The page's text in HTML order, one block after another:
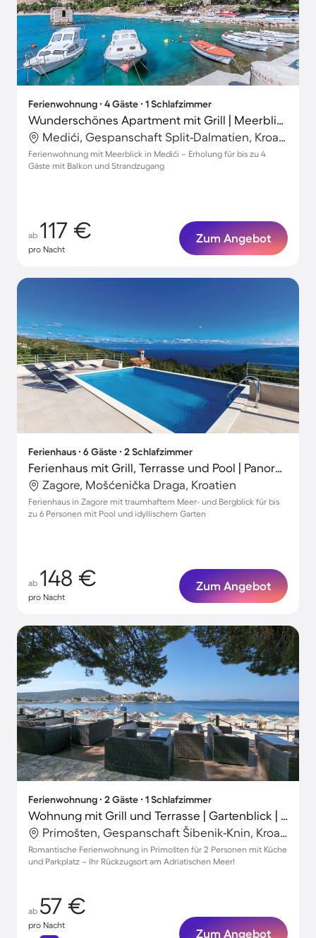
Ferienwohnung ∙ 4 Gäste ∙ 1 Schlafzimmer
Wunderschönes Apartment mit Grill | Meerblick
Medići, Gespanschaft Split-Dalmatien, Kroatien
Ferienwohnung mit Meerblick in Medići – Erholung für bis zu 4
Gäste mit Balkon und Strandzugang
ab 117 €
pro Nacht
Zum Angebot
Ferienhaus ∙ 6 Gäste ∙ 2 Schlafzimmer
Ferienhaus mit Grill, Terrasse und Pool | Panoramablick
Zagore, Mošćenička Draga, Kroatien
Ferienhaus in Zagore mit traumhaftem Meer- und Bergblick für bis
zu 6 Personen mit Pool und idyllischem Garten
ab 148 €
pro Nacht
Zum Angebot
Ferienwohnung ∙ 2 Gäste ∙ 1 Schlafzimmer
Wohnung mit Grill und Terrasse | Gartenblick | Neben dem Strand
Primošten, Gespanschaft Šibenik-Knin, Kroatien
Romantische Ferienwohnung in Primošten für 2 Personen mit Küche
und Parkplatz – Ihr Rückzugsort am Adriatischen Meer!
ab 57 €
pro Nacht
Zum Angebot